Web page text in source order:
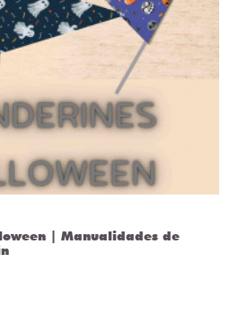
| Manualidades de